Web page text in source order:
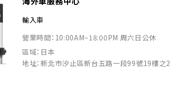
輸入車
營業時間：10:00AM~18:00PM 周六日公休
區域：日本
地址：新北市汐止區新台五路一段99號19樓之2